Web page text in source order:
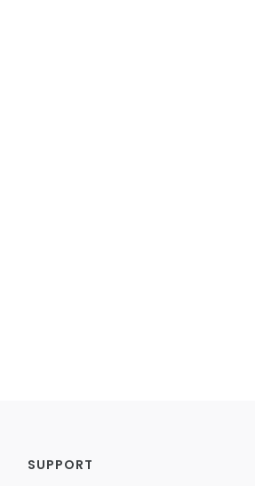
SUPPORT